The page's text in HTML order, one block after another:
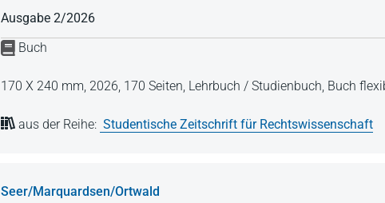
Ausgabe 2/2026
Buch
170 X 240 mm, 2026, 170 Seiten, Lehrbuch / Studienbuch, Buch
aus der Reihe: Studentische Zeitschrift für Rechtswissenschaft
Seer/Marquardsen/Ortwald